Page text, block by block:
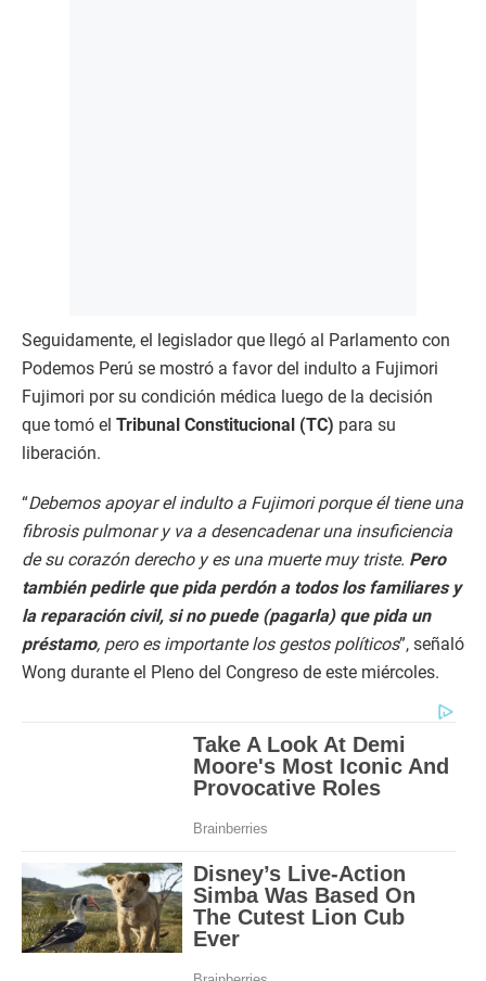
Seguidamente, el legislador que llegó al Parlamento con
Podemos Perú se mostró a favor del indulto a Fujimori
Fujimori por su condición médica luego de la decisión
que tomó el Tribunal Constitucional (TC) para su
liberación.
“Debemos apoyar el indulto a Fujimori porque él tiene una
fibrosis pulmonar y va a desencadenar una insuficiencia
de su corazón derecho y es una muerte muy triste. Pero
también pedirle que pida perdón a todos los familiares y
la reparación civil, si no puede (pagarla) que pida un
préstamo, pero es importante los gestos políticos”, señaló
Wong durante el Pleno del Congreso de este miércoles.